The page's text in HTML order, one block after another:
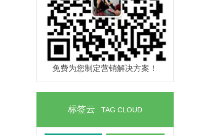
免费为您制定营销解决方案！
标签云 TAG CLOUD